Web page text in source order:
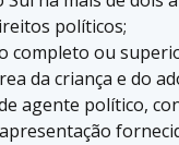
políticos;
completo ou
da criança e do
agente político,